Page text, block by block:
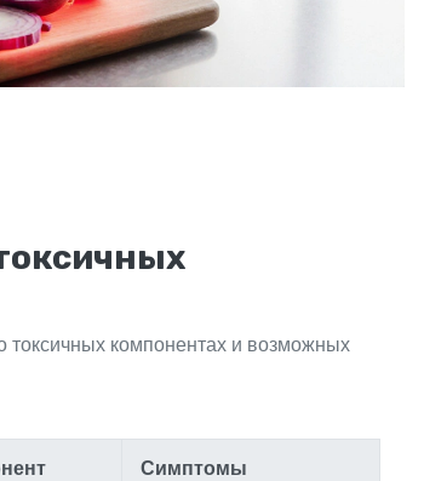
токсичных компонентах и возможных
Симптомы